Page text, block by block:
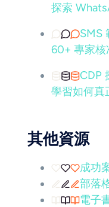
探索
SMS
60+ 專家核
CDP
學習如何真
其他資源
成功
部落
電子